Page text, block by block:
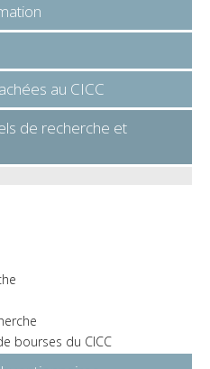
au CICC
de recherche et
bourses du CICC